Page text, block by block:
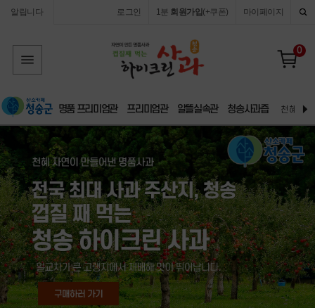
알립니다 마이페이지
1분 회원가입 (+쿠폰)
로그인
0
명품 프리미엄관 프리미엄관 알뜰실속관 청송사과즙 천혜 자